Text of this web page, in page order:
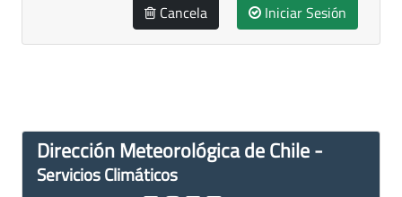
Cancela Iniciar Sesión
Dirección Meteorológica de Chile -
Servicios Climáticos